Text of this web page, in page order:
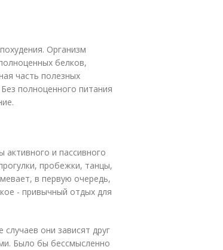
Организм
белков,
часть полезных
полноценного питания
и пассивного
пробежки, танцы,
в первую очередь,
- привычный отдых для
они зависят друг
Было бы бессмысленно